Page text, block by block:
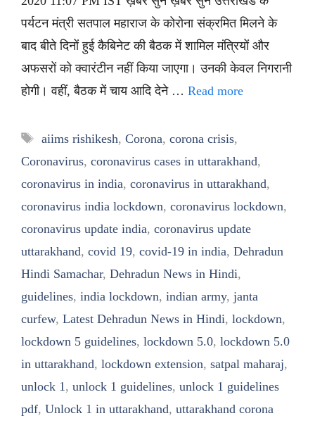
पर्यटन मंत्री सतपाल महाराज के कोरोना संक्रमित मिलने के
बाद बीते दिनों हुई कैबिनेट की बैठक में शामिल मंत्रियों और
अफसरों को क्वारंटीन नहीं किया जाएगा। उनकी केवल निगरानी
होगी। वहीं, बैठक में चाय आदि देने … Read more
Tags
aiims rishikesh, Corona, corona crisis,
Coronavirus, coronavirus cases in uttarakhand,
coronavirus in india, coronavirus in uttarakhand,
coronavirus india lockdown, coronavirus lockdown,
coronavirus update india, coronavirus update
uttarakhand, covid 19, covid-19 in india, Dehradun
Hindi Samachar, Dehradun News in Hindi,
guidelines, india lockdown, indian army, janta
curfew, Latest Dehradun News in Hindi, lockdown,
lockdown 5 guidelines, lockdown 5.0, lockdown 5.0
in uttarakhand, lockdown extension, satpal maharaj,
unlock 1 , unlock 1 guidelines, unlock 1 guidelines
pdf, Unlock 1 in uttarakhand, uttarakhand corona